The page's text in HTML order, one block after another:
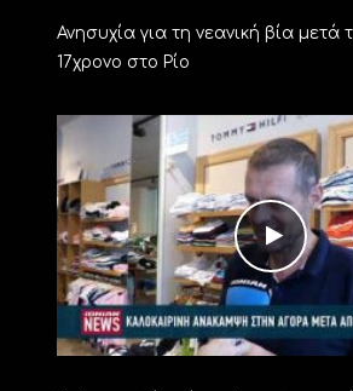
Ανησυχία για τη νεανική βία μετά
17χρονο στο Ρίο